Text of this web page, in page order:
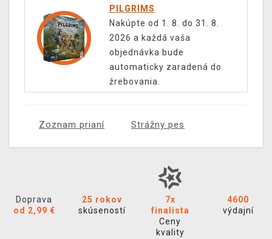
PILGRIMS
Nakúpte od 1. 8. do 31. 8.
2026 a každá vaša
objednávka bude
automaticky zaradená do
žrebovania.
Zoznam prianí Strážny pes
Doprava
od 2,99 €
25 rokov
skúseností
7x
finalista
Ceny
kvality
4600
výdajní